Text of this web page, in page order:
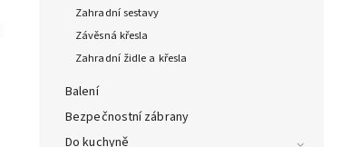
Zahradní sestavy
Závěsná křesla
Zahradní židle a křesla
Balení
Bezpečnostní zábrany
Do kuchyně